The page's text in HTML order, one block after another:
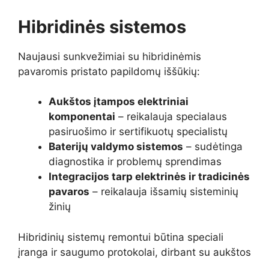
Hibridinės sistemos
Naujausi sunkvežimiai su hibridinėmis
pavaromis pristato papildomų iššūkių:
Aukštos įtampos elektriniai
komponentai – reikalauja specialaus
pasiruošimo ir sertifikuotų specialistų
Baterijų valdymo sistemos – sudėtinga
diagnostika ir problemų sprendimas
Integracijos tarp elektrinės ir tradicinės
pavaros – reikalauja išsamių sisteminių
žinių
Hibridinių sistemų remontui būtina speciali
įranga ir saugumo protokolai, dirbant su aukštos